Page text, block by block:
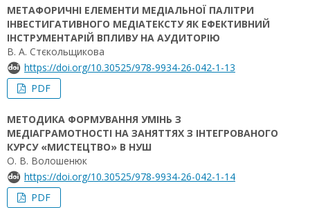
МЕТАФОРИЧНІ ЕЛЕМЕНТИ МЕДІАЛЬНОЇ ПАЛІТРИ
ІНВЕСТИГАТИВНОГО МЕДІАТЕКСТУ ЯК ЕФЕКТИВНИЙ
ІНСТРУМЕНТАРІЙ ВПЛИВУ НА АУДИТОРІЮ
В. А. Стєкольщикова
https://doi.org/10.30525/978-9934-26-042-1-13
PDF
МЕТОДИКА ФОРМУВАННЯ УМІНЬ З
МЕДІАГРАМОТНОСТІ НА ЗАНЯТТЯХ З ІНТЕГРОВАНОГО
КУРСУ «МИСТЕЦТВО» В НУШ
О. В. Волошенюк
https://doi.org/10.30525/978-9934-26-042-1-14
PDF